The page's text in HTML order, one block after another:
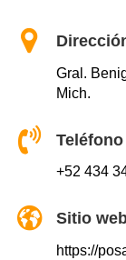
Gral.
Mich.
Teléfono
+52 434
Sitio
https://